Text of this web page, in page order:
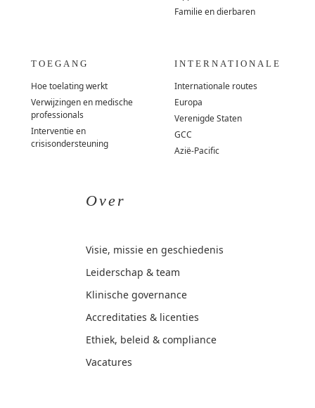
Familie en dierbaren
TOEGANG
Hoe toelating werkt
Verwijzingen en medische
professionals
Interventie en
crisisondersteuning
INTERNATIONALE
Internationale routes
Europa
Verenigde Staten
GCC
Azië-Pacific
Over
Visie, missie en geschiedenis
Leiderschap & team
Klinische governance
Accreditaties & licenties
Ethiek, beleid & compliance
Vacatures